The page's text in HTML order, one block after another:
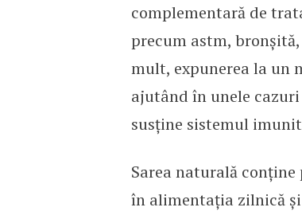
complementară de
precum astm,
mult, expunerea la un
ajutând în unele
susține sistemul
Sarea naturală conține
în alimentația zilnică și